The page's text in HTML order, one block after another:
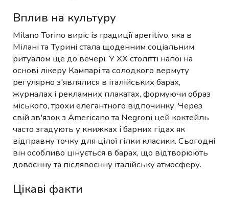
Вплив на культуру
Milano Torino виріс із традиції aperitivo, яка в
Мілані та Турині стала щоденним соціальним
ритуалом ще до вечері. У XX столітті напої на
основі лікеру Кампарі та солодкого вермуту
регулярно з'являлися в італійських барах,
журналах і рекламних плакатах, формуючи образ
міського, трохи елегантного відпочинку. Через
свій зв'язок з Americano та Negroni цей коктейль
часто згадують у книжках і барних гідах як
відправну точку для цілої гілки класики. Сьогодні
він особливо цінується в барах, що відтворюють
довоєнну та післявоєнну італійську атмосферу.
Цікаві факти